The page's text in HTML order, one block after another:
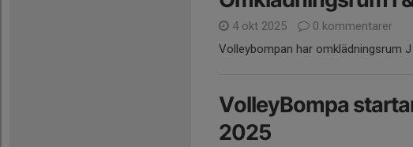
4 okt 2025
0 kommentarer
Volleybompan har omklädningsrum
VolleyBompa
2025